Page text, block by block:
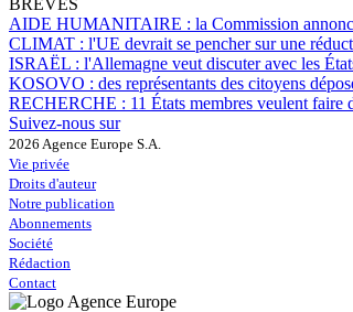
AIDE HUMANITAIRE : la Commission
CLIMAT : l'UE devrait se pencher sur une
ISRAËL : l'Allemagne veut discuter avec les
KOSOVO : des représentants des citoyens
RECHERCHE : 11 États membres veulent faire
Suivez-nous sur
2026 Agence Europe S.A.
Vie privée
Droits d'auteur
Notre publication
Abonnements
Société
Rédaction
Contact